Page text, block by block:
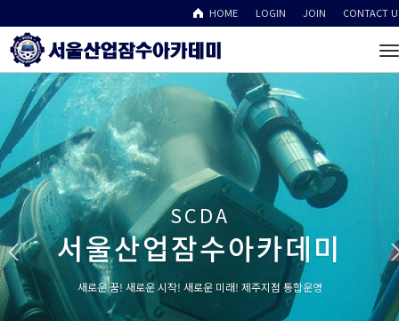
HOME LOGIN JOIN CONTACT
데미
합운영
SCDA